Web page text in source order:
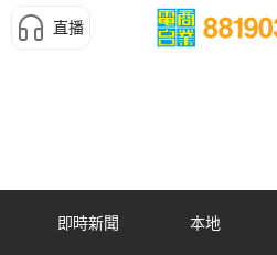
直播
即時新聞 本地